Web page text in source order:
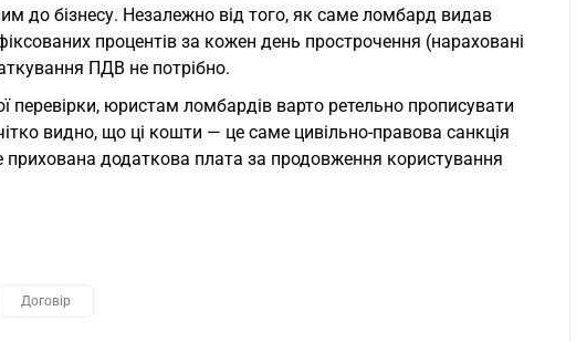
до бізнесу. Незалежно від того, як саме ломбард видав
процентів за кожен день прострочення (нараховані
ПДВ не потрібно.
перевірки, юристам ломбардів варто ретельно прописувати
видно, що ці кошти — це саме цивільно-правова санкція
прихована додаткова плата за продовження користування
Договір